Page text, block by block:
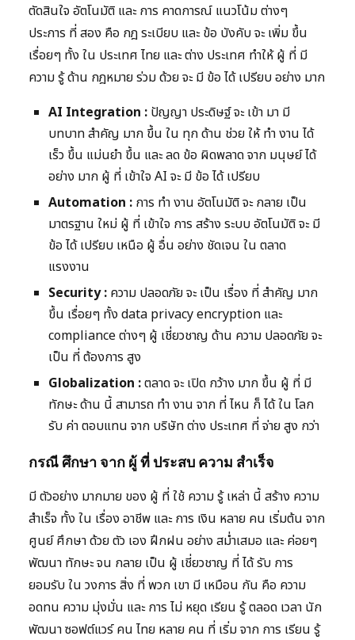
ตัดสินใจ อัตโนมัติ และ การ คาดการณ์ แนวโน้ม ต่างๆ
ประการ ที่ สอง คือ กฎ ระเบียบ และ ข้อ บังคับ จะ เพิ่ม ขึ้น
เรื่อยๆ ทั้ง ใน ประเทศ ไทย และ ต่าง ประเทศ ทำให้ ผู้ ที่ มี
ความ รู้ ด้าน กฎหมาย ร่วม ด้วย จะ มี ข้อ ได้ เปรียบ อย่าง มาก
AI Integration : ปัญญา ประดิษฐ์ จะ เข้า มา มี
บทบาท สำคัญ มาก ขึ้น ใน ทุก ด้าน ช่วย ให้ ทำ งาน ได้
เร็ว ขึ้น แม่นยำ ขึ้น และ ลด ข้อ ผิดพลาด จาก มนุษย์ ได้
อย่าง มาก ผู้ ที่ เข้าใจ AI จะ มี ข้อ ได้ เปรียบ
Automation : การ ทำ งาน อัตโนมัติ จะ กลาย เป็น
มาตรฐาน ใหม่ ผู้ ที่ เข้าใจ การ สร้าง ระบบ อัตโนมัติ จะ มี
ข้อ ได้ เปรียบ เหนือ ผู้ อื่น อย่าง ชัดเจน ใน ตลาด
แรงงาน
Security : ความ ปลอดภัย จะ เป็น เรื่อง ที่ สำคัญ มาก
ขึ้น เรื่อยๆ ทั้ง data privacy encryption และ
compliance ต่างๆ ผู้ เชี่ยวชาญ ด้าน ความ ปลอดภัย จะ
เป็น ที่ ต้องการ สูง
Globalization :ตลาด จะ เปิด กว้าง มาก ขึ้น ผู้ ที่ มี
ทักษะ ด้าน นี้ สามารถ ทำ งาน จาก ที่ ไหน ก็ ได้ ใน โลก
รับ ค่า ตอบแทน จาก บริษัท ต่าง ประเทศ ที่ จ่าย สูง กว่า
กรณี ศึกษา จาก ผู้ ที่ ประสบ ความ สำเร็จ
มี ตัวอย่าง มากมาย ของ ผู้ ที่ ใช้ ความ รู้ เหล่า นี้ สร้าง ความ
สำเร็จ ทั้ง ใน เรื่อง อาชีพ และ การ เงิน หลาย คน เริ่มต้น จาก
ศูนย์ ศึกษา ด้วย ตัว เอง ฝึกฝน อย่าง สม่ำเสมอ และ ค่อยๆ
พัฒนา ทักษะ จน กลาย เป็น ผู้ เชี่ยวชาญ ที่ ได้ รับ การ
ยอมรับ ใน วงการ สิ่ง ที่ พวก เขา มี เหมือน กัน คือ ความ
อดทน ความ มุ่งมั่น และ การ ไม่ หยุด เรียน รู้ ตลอด เวลา นัก
พัฒนา ซอฟต์แวร์ คน ไทย หลาย คน ที่ เริ่ม จาก การ เรียน รู้